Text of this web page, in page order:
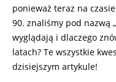
ponieważ teraz na
90. znaliśmy pod nazwą
wyglądają i dlaczego
latach? Te wszystkie
dzisiejszym artykule!